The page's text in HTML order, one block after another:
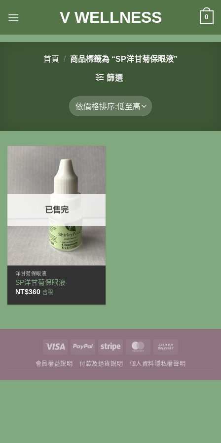
V WELLNESS 0
首頁 / 商品標籤為 “SP洋甘菊保眼液”
篩選
已售完
洋甘菊保眼液
SP洋甘菊保眼液
NT$360 含稅
Visa PayPal Stripe MasterCard
Delivery
會員權益說明 付款及退貨說明 個人資料隱私權聲明